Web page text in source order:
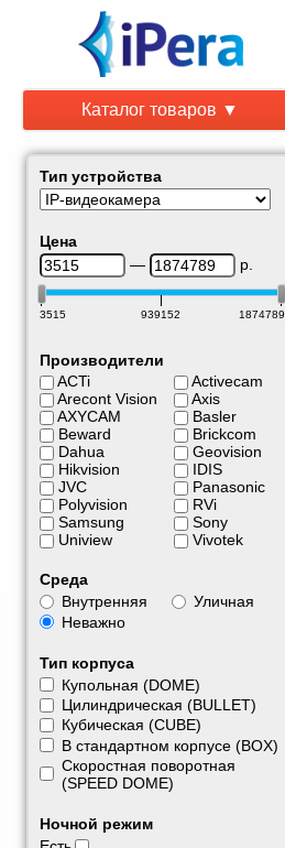
Каталог товаров ▼
Тип устройства
Цена
—
р.
3515 939152 1874789
Производители
ACTi
Arecont Vision
AXYCAM
Beward
Dahua
Hikvision
JVC
Polyvision
Samsung
Uniview
Activecam
Axis
Basler
Brickcom
Geovision
IDIS
Panasonic
RVi
Sony
Vivotek
Среда
Внутренняя
Уличная
Неважно
Тип корпуса
Купольная (DOME)
Цилиндрическая (BULLET)
Кубическая (CUBE)
В стандартном корпусе (BOX)
Скоростная поворотная
(SPEED DOME)
Ночной режим